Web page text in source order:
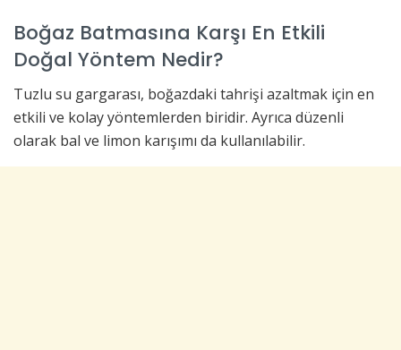
Boğaz Batmasına Karşı En Etkili
Doğal Yöntem Nedir?
Tuzlu su gargarası, boğazdaki tahrişi azaltmak için en
etkili ve kolay yöntemlerden biridir. Ayrıca düzenli
olarak bal ve limon karışımı da kullanılabilir.